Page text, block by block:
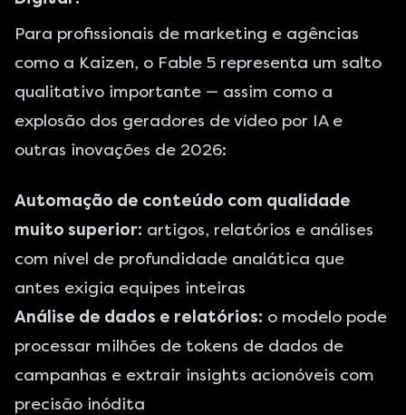
Para profissionais de marketing e agências
como a Kaizen, o Fable 5 representa um salto
qualitativo importante — assim como a
explosão dos geradores de vídeo por IAe
outras inovações de 2026:
Automação de conteúdo com qualidade
muito superior: artigos, relatórios e análises
com nível de profundidade analática que
antes exigia equipes inteiras
Análise de dados e relatórios: o modelo pode
processar milhões de tokens de dados de
campanhas e extrair insights acionóveis com
precisão inódita